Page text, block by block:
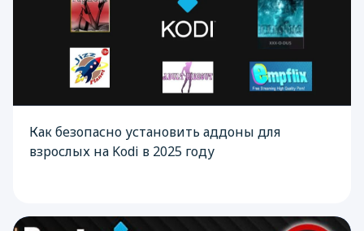
Как безопасно установить аддоны для
взрослых на Kodi в 2025 году